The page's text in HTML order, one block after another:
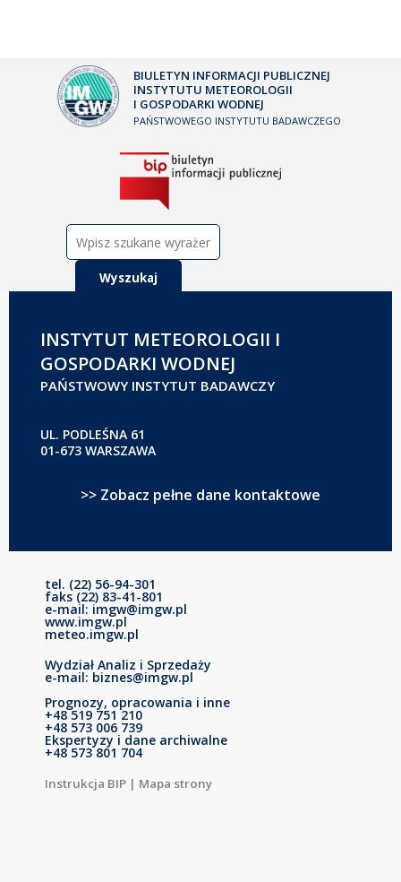
BIULETYN INFORMACJI PUBLICZNEJ
INSTYTUTU METEOROLOGII
I GOSPODARKI WODNEJ
PAŃSTWOWEGO INSTYTUTU BADAWCZEGO
INSTYTUT METEOROLOGII I
GOSPODARKI WODNEJ
PAŃSTWOWY INSTYTUT BADAWCZY
UL. PODLEŚNA 61
01-673 WARSZAWA
>> Zobacz pełne dane kontaktowe
tel. (22) 56-94-301
faks (22) 83-41-801
e-mail: imgw@imgw.pl
www.imgw.pl
meteo.imgw.pl
Wydział Analiz i Sprzedaży
e-mail: biznes@imgw.pl
Prognozy, opracowania i inne
+48 519 751 210
+48 573 006 739
Ekspertyzy i dane archiwalne
+48 573 801 704
Instrukcja BIP | Mapa strony